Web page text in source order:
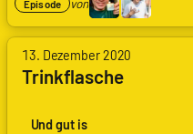
Episode von
13. Dezember 2020
Trinkflasche
Und gut is